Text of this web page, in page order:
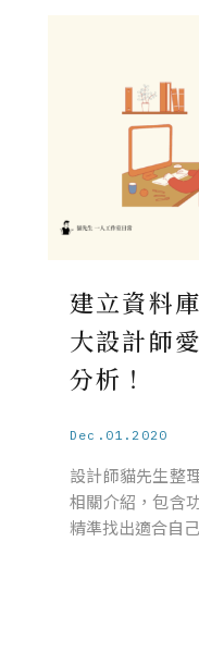
建立資料
大設計師
分析！
Dec.01.2020
設計師貓先生整
相關介紹，包含
精準找出適合自